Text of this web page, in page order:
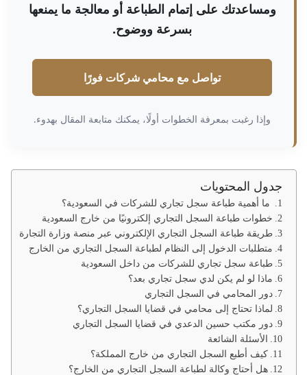
ومساعدتك على إتمام الطباعة أو معالجة ما يمنعها
بسرعة ووضوح.
تواصل مع محامي شركات فورًا
وإذا رغبت بمعرفة الخطوات أولًا، يمكنك متابعة المقال بهدوء.
جدول المحتويات
ما أهمية طباعة سجل تجاري للشركات في السعودية؟
خطوات طباعة السجل التجاري إلكترونيًا من خارج السعودية
طريقة طباعة السجل التجاري الإلكتروني عبر منصة وزارة التجارة
متطلبات الدخول إلى النظام لطباعة السجل التجاري من الخارج
طباعة سجل تجاري للشركات من داخل السعودية
ماذا لو لم يكن لدي سجل تجاري بعد؟
دور المحامي في السجل التجاري
لماذا تحتاج إلى محامي في قضايا السجل التجاري؟
دور مكتب حسين الدعدي في قضايا السجل التجاري
الأسئلة الشائعة
كيف أطبع السجل التجاري من خارج المملكة؟
هل أحتاج وكالة لطباعة السجل التجاري من الخارج؟